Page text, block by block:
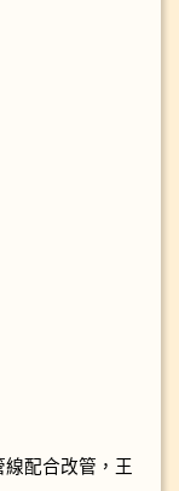
配合改管，王